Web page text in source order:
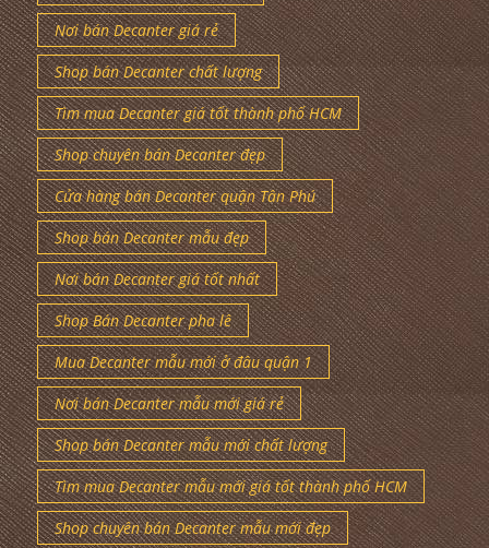
Nơi bán Decanter giá rẻ
Shop bán Decanter chất lượng
Tìm mua Decanter giá tốt thành phố HCM
Shop chuyên bán Decanter đẹp
Cửa hàng bán Decanter quận Tân Phú
Shop bán Decanter mẫu đẹp
Nơi bán Decanter giá tốt nhất
Shop Bán Decanter pha lê
Mua Decanter mẫu mới ở đâu quận 1
Nơi bán Decanter mẫu mới giá rẻ
Shop bán Decanter mẫu mới chất lượng
Tìm mua Decanter mẫu mới giá tốt thành phố HCM
Shop chuyên bán Decanter mẫu mới đẹp